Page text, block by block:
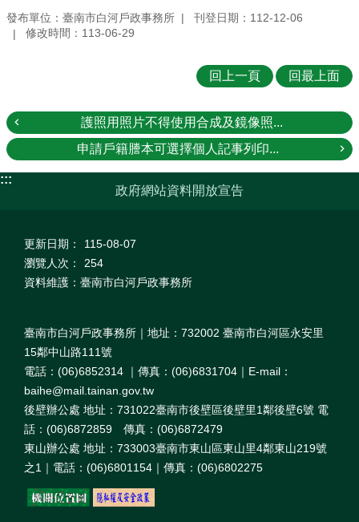
發布單位：臺南市白河戶政事務所
刊登日期：112-12-06
修改時間：113-06-29
回上一頁 回最上面
護照用照片不得使用合成及鏡像照...
申請戶籍謄本可選擇個人記事列印...
:::
政府網站資料開放宣告
更新日期：
115-08-07
瀏覽人次：
254
資料維護：臺南市白河戶政事務所
臺南市白河戶政事務所｜地址：732002 臺南市白河區永安里
15鄰中山路111號
電話：(06)6852314 ｜傳真：(06)6831704｜E-mail：
baihe@mail.tainan.gov.tw
後壁辦公處 地址：731022臺南市後壁區後壁里1鄰後壁6號 電
話：(06)6872859 傳真：(06)6872479
東山辦公處 地址：733003臺南市東山區東山里4鄰東山219號
之1｜電話：(06)6801154｜傳真：(06)6802275